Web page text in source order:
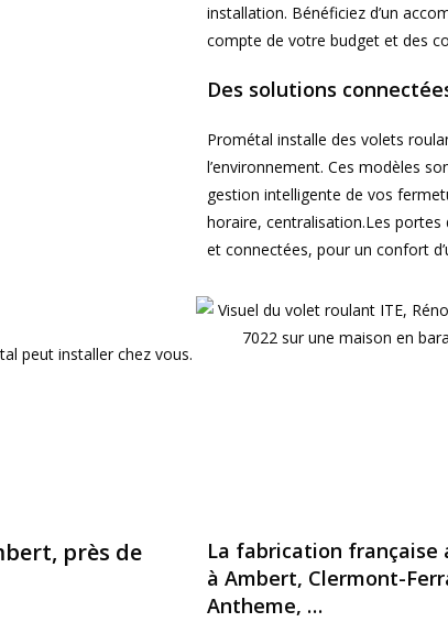
installation. Bénéficiez d’un
compte de votre budget et des
Des solutions
Prométal installe des volets
l’environnement. Ces modèles
gestion intelligente de vos
horaire, centralisation.Les
et connectées, pour un confort
peut installer chez vous.
près de
La fabrication
à Ambert, Clermont-
Antheme, …